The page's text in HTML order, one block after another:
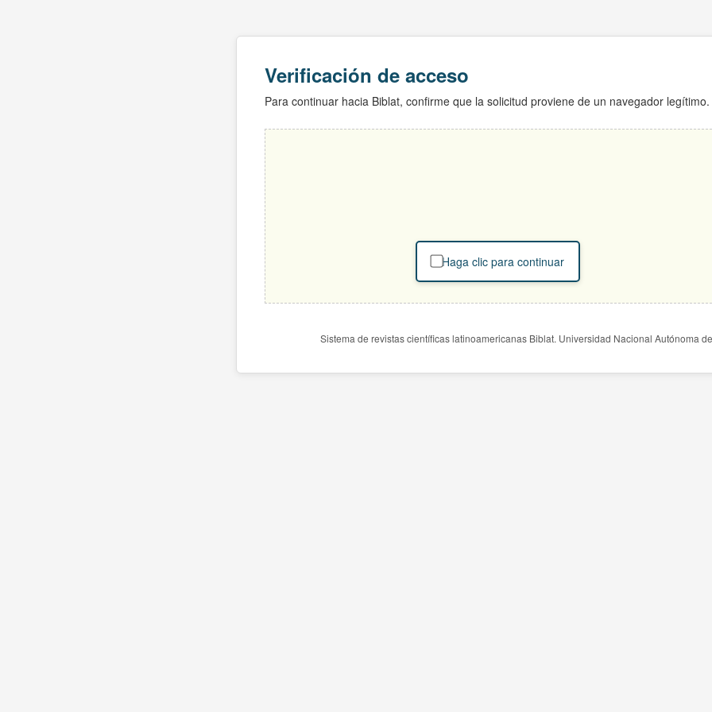
Verificación de acceso
Para continuar hacia Biblat, confirme que la solicitud proviene de un navegador legítimo.
Haga clic para continuar
Sistema de revistas científicas latinoamericanas Biblat. Universidad Nacional Autónoma